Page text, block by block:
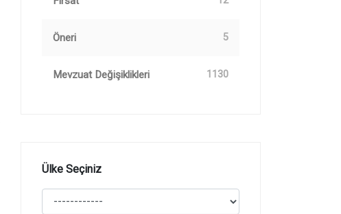
Öneri 5
Mevzuat Değişiklikleri 1130
Ülke Seçiniz